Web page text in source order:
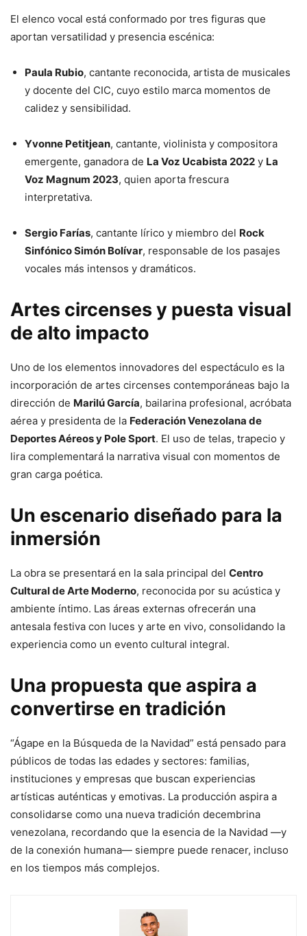
El elenco vocal está conformado por tres figuras que
aportan versatilidad y presencia escénica:
Paula Rubio, cantante reconocida, artista de musicales
y docente del CIC, cuyo estilo marca momentos de
calidez y sensibilidad.
Yvonne Petitjean, cantante, violinista y compositora
emergente, ganadora de La Voz Ucabista 2022 y La
Voz Magnum 2023, quien aporta frescura
interpretativa.
Sergio Farías, cantante lírico y miembro del Rock
Sinfónico Simón Bolívar, responsable de los pasajes
vocales más intensos y dramáticos.
Artes circenses y puesta visual
de alto impacto
Uno de los elementos innovadores del espectáculo es la
incorporación de artes circenses contemporáneas bajo la
dirección de Marilú García, bailarina profesional, acróbata
aérea y presidenta de la Federación Venezolana de
Deportes Aéreos y Pole Sport. El uso de telas, trapecio y
lira complementará la narrativa visual con momentos de
gran carga poética.
Un escenario diseñado para la
inmersión
La obra se presentará en la sala principal del Centro
Cultural de Arte Moderno, reconocida por su acústica y
ambiente íntimo. Las áreas externas ofrecerán una
antesala festiva con luces y arte en vivo, consolidando la
experiencia como un evento cultural integral.
Una propuesta que aspira a
convertirse en tradición
“Ágape en la Búsqueda de la Navidad” está pensado para
públicos de todas las edades y sectores: familias,
instituciones y empresas que buscan experiencias
artísticas auténticas y emotivas. La producción aspira a
consolidarse como una nueva tradición decembrina
venezolana, recordando que la esencia de la Navidad —y
de la conexión humana— siempre puede renacer, incluso
en los tiempos más complejos.